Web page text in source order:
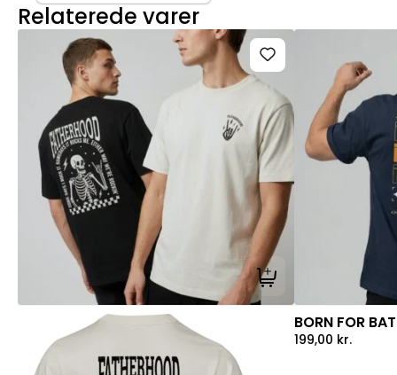
Relaterede varer
Tilføj til kurv
BORN FOR
199,00 kr.